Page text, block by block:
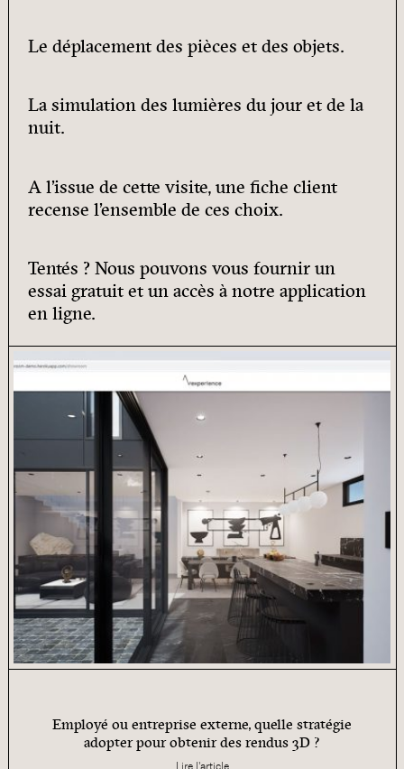
Le déplacement des pièces et des objets.
La simulation des lumières du jour et de la
nuit.
A l’issue de cette visite, une fiche client
recense l’ensemble de ces choix.
Tentés ? Nous pouvons vous fournir un
essai gratuit et un accès à notre application
en ligne.
Employé ou entreprise externe, quelle stratégie
adopter pour obtenir des rendus 3D ?